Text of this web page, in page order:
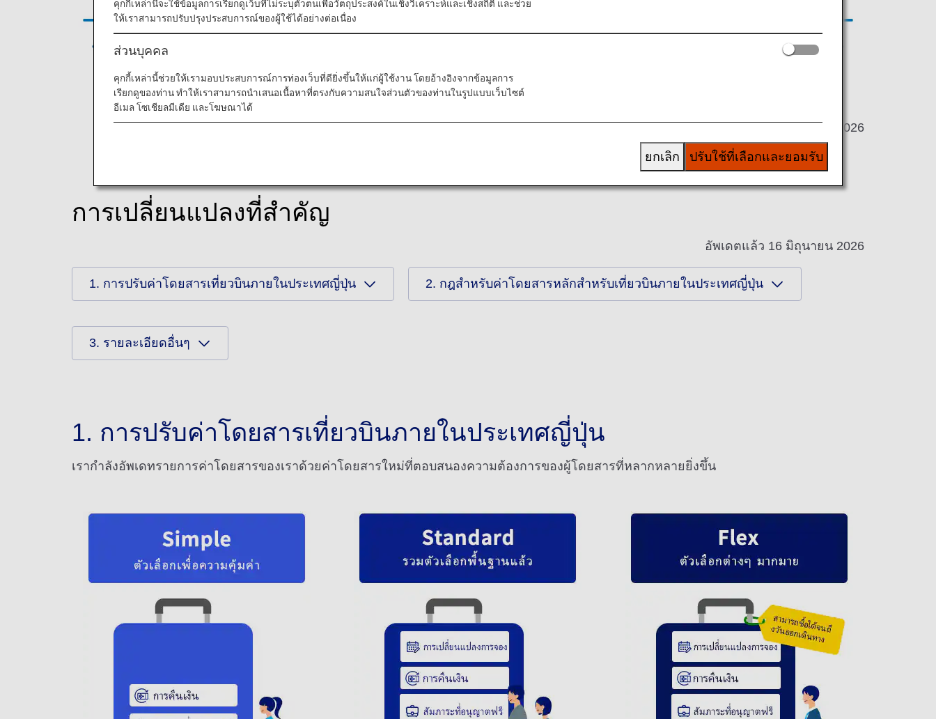
รายการใหม่จะประกอบด้วยค่าโดยสารที่จะให้ท่านเลือกบริการที่เข้ากับสไตล์การท่องเที่ยวของท่านได้ *
* มีผลตั้งแต่วันที่ 19 พฤษภาคม 2026
การเปลี่ยนแปลงที่สำคัญ
อัพเดตแล้ว 16 มิถุนายน 2026
1. การปรับค่าโดยสารเที่ยวบินภายในประเทศญี่ปุ่น 2. กฎสำหรับค่าโดยสารหลักสำหรับเที่ยวบินภายในประเทศญี่ปุ่น
3. รายละเอียดอื่นๆ
1. การปรับค่าโดยสารเที่ยวบินภายในประเทศญี่ปุ่น
เรากำลังอัพเดทรายการค่าโดยสารของเราด้วยค่าโดยสารใหม่ที่ตอบสนองความต้องการของผู้โดยสารที่หลากหลายยิ่งขึ้น
คุกกี้เหล่านี้จะใช้ข้อมูลการเรียกดูเว็บที่ไม่ระบุตัวตนเพื่อวัตถุประสงค์ในเชิงวิเคราะห์และเชิงสถิติ และช่วย
ให้เราสามารถปรับปรุงประสบการณ์ของผู้ใช้ได้อย่างต่อเนื่อง
ส่วนบุคคล
คุกกี้เหล่านี้ช่วยให้เรามอบประสบการณ์การท่องเว็บที่ดียิ่งขึ้นให้แก่ผู้ใช้งาน โดยอ้างอิงจากข้อมูลการ
เรียกดูของท่าน ทำให้เราสามารถนำเสนอเนื้อหาที่ตรงกับความสนใจส่วนตัวของท่านในรูปแบบเว็บไซต์
อีเมล โซเชียลมีเดีย และโฆษณาได้
ปรับใช้ที่เลือกและยอมรับ
ยกเลิก